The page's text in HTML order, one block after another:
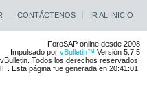
CONTÁCTENOS IR AL INICIO
ForoSAP online desde 2008
Impulsado por vBulletin™ Versión 5.7.5
Todos los derechos reservados.
. Esta página fue generada en 20:41:01.